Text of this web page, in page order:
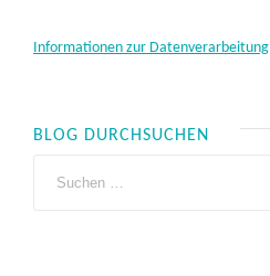
Informationen zur Datenverarbeitung
BLOG DURCHSUCHEN